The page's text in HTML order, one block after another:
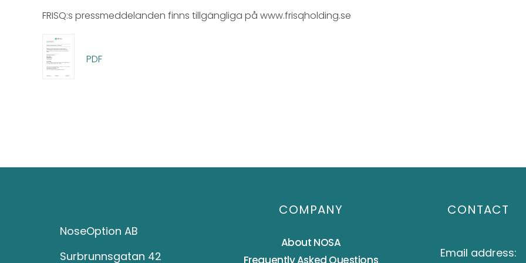
FRISQ:s pressmeddelanden finns tillgängliga på www.frisqholding.se
PDF
NoseOption AB
Surbrunnsgatan 42
COMPANY
About NOSA
CONTACT
Email address: